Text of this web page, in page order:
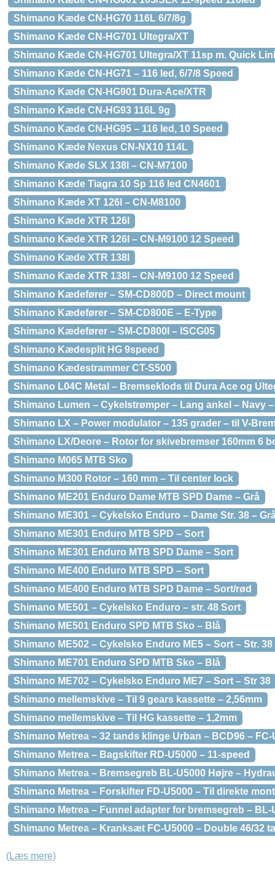
Shimano Kæde CN-HG70 116L 6/7/8g
Shimano Kæde CN-HG701 Ultegra/XT
Shimano Kæde CN-HG701 Ultegra/XT 11sp m. Quick
Shimano Kæde CN-HG71 – 116 led, 6/7/8 Speed
Shimano Kæde CN-HG901 Dura-Ace/XTR
Shimano Kæde CN-HG93 116L 9g
Shimano Kæde CN-HG95 – 116 led, 10 Speed
Shimano Kæde Nexus CN-NX10 114L
Shimano Kæde SLX 138l – CN-M7100
Shimano Kæde Tiagra 10 Sp 116 led CN4601
Shimano Kæde XT 126l – CN-M8100
Shimano Kæde XTR 126l
Shimano Kæde XTR 126l – CN-M9100 12 Speed
Shimano Kæde XTR 138l
Shimano Kæde XTR 138l – CN-M9100 12 Speed
Shimano Kædefører – SM-CD800D – Direct mount
Shimano Kædefører – SM-CD800E – E-Type
Shimano Kædefører – SM-CD800I – ISCG05
Shimano Kædesplit HG 9speed
Shimano Kædestrammer CT-S500
Shimano L04C Metal – Bremseklods til Dura Ace og
Shimano Lumen – Cykelstrømper – Lang ankel – Navy –
Shimano LX – Power modulator – 135 grader – til V-
Shimano LX/Deore – Rotor for skivebremser 160mm 6
Shimano M065 MTB Sko
Shimano M300 Rotor – 160 mm – Til center lock
Shimano ME201 Enduro Dame MTB SPD Dame – Grå
Shimano ME301 – Cykelsko Enduro – Dame Str. 38 –
Shimano ME301 Enduro MTB SPD – Sort
Shimano ME301 Enduro MTB SPD Dame – Sort
Shimano ME400 Enduro MTB SPD – Sort
Shimano ME400 Enduro MTB SPD Dame – Sort/rød
Shimano ME501 – Cykelsko Enduro – str. 48 Sort
Shimano ME501 Enduro SPD MTB Sko – Blå
Shimano ME502 – Cykelsko Enduro ME5 – Sort – Str. 38
Shimano ME701 Enduro SPD MTB Sko – Blå
Shimano ME702 – Cykelsko Enduro ME7 – Sort – Str 38
Shimano mellemskive – Til 9 gears kassette – 2,56mm
Shimano mellemskive – Til HG kassette – 1,2mm
Shimano Metrea – 32 tands klinge Urban – BCD96 – FC-
Shimano Metrea – Bagskifter RD-U5000 – 11-speed
Shimano Metrea – Bremsegreb BL-U5000 Højre –
Shimano Metrea – Forskifter FD-U5000 – Til direkte
Shimano Metrea – Funnel adapter for bremsegreb – BL-
Shimano Metrea – Kranksæt FC-U5000 – Double 46/32
(Læs mere)